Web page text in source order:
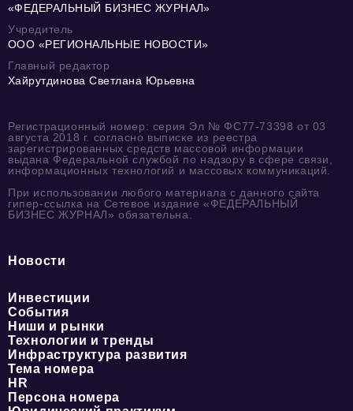
«ФЕДЕРАЛЬНЫЙ БИЗНЕС ЖУРНАЛ»
Учредитель
ООО «РЕГИОНАЛЬНЫЕ НОВОСТИ»
Главный редактор
Хайрутдинова Светлана Юрьевна
Регистрационный номер: серия Эл № ФС77-73398 от 03
августа 2018 г. согласно выписке из реестра
зарегистрированных средств массовой информации
выдана Федеральной службой по надзору в сфере связи,
информационных технологий и массовых коммуникаций.
При использовании любого материала с данного сайта
гипер-ссылка на Сетевое издание «ФЕДЕРАЛЬНЫЙ
БИЗНЕС ЖУРНАЛ» обязательна.
Новости
Инвестиции
События
Ниши и рынки
Технологии и тренды
Инфраструктура развития
Тема номера
HR
Персона номера